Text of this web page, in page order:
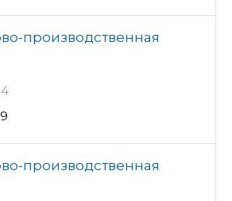
производственная
производственная